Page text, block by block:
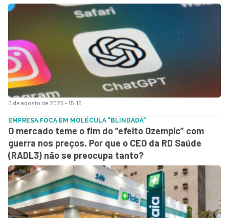
5 de agosto de 2026 - 15:16
EMPRESA FOCA EM MOLÉCULA "BLINDADA"
O mercado teme o fim do “efeito Ozempic” com
guerra nos preços. Por que o CEO da RD Saúde
(RADL3) não se preocupa tanto?